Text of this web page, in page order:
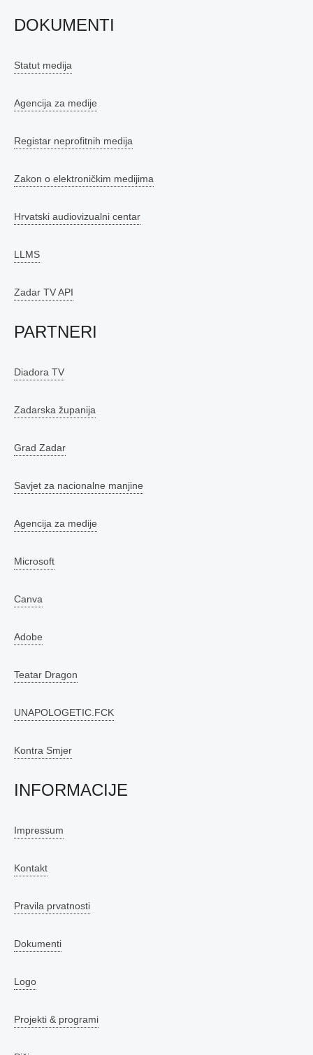
DOKUMENTI
Statut medija
Agencija za medije
Registar neprofitnih medija
Zakon o elektroničkim medijima
Hrvatski audiovizualni centar
LLMS
Zadar TV API
PARTNERI
Diadora TV
Zadarska županija
Grad Zadar
Savjet za nacionalne manjine
Agencija za medije
Microsoft
Canva
Adobe
Teatar Dragon
UNAPOLOGETIC.FCK
Kontra Smjer
INFORMACIJE
Impressum
Kontakt
Pravila prvatnosti
Dokumenti
Logo
Projekti & programi